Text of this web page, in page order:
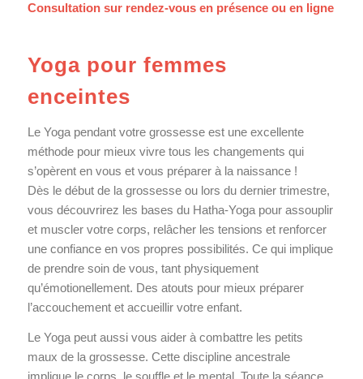
Consultation sur rendez-vous en présence ou en ligne
Yoga pour femmes
enceintes
Le Yoga pendant votre grossesse est une excellente
méthode pour mieux vivre tous les changements qui
s’opèrent en vous et vous préparer à la naissance !
Dès le début de la grossesse ou lors du dernier trimestre,
vous découvrirez les bases du Hatha-Yoga pour assouplir
et muscler votre corps, relâcher les tensions et renforcer
une confiance en vos propres possibilités. Ce qui implique
de prendre soin de vous, tant physiquement
qu’émotionellement. Des atouts pour mieux préparer
l’accouchement et accueillir votre enfant.
Le Yoga peut aussi vous aider à combattre les petits
maux de la grossesse. Cette discipline ancestrale